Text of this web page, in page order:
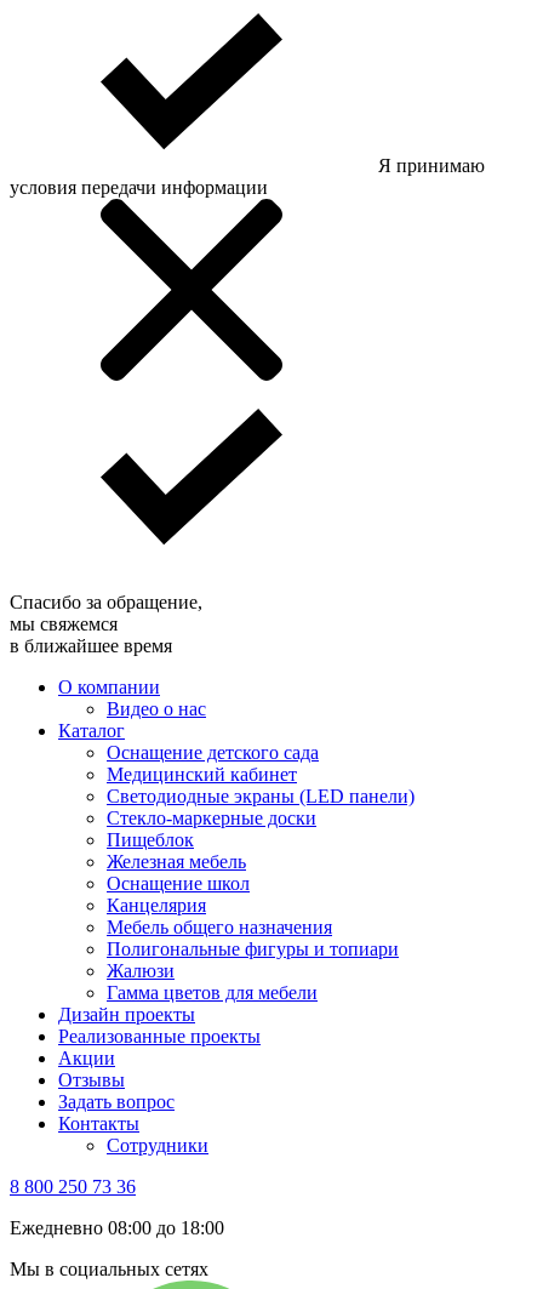
Я принимаю
условия передачи информации
Спасибо за обращение,
мы свяжемся
в ближайшее время
О компании
Видео о нас
Каталог
Оснащение детского сада
Медицинский кабинет
Светодиодные экраны (LED панели)
Стекло-маркерные доски
Пищеблок
Железная мебель
Оснащение школ
Канцелярия
Мебель общего назначения
Полигональные фигуры и топиари
Жалюзи
Гамма цветов для мебели
Дизайн проекты
Реализованные проекты
Акции
Отзывы
Задать вопрос
Контакты
Сотрудники
8 800 250 73 36
Ежедневно 08:00 до 18:00
Мы в социальных сетях